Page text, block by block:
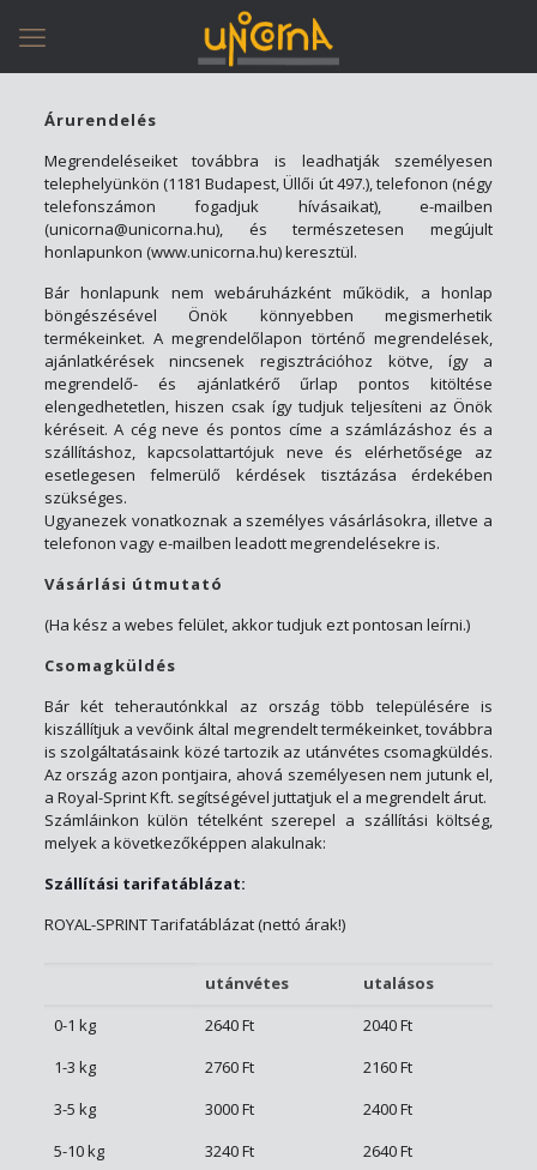
Árurendelés
Megrendeléseiket továbbra is leadhatják személyesen
telephelyünkön (1181 Budapest, Üllői út 497.), telefonon (négy
telefonszámon fogadjuk hívásaikat), e-mailben
(unicorna@unicorna.hu), és természetesen megújult
honlapunkon (www.unicorna.hu) keresztül.
Bár honlapunk nem webáruházként működik, a honlap
böngészésével Önök könnyebben megismerhetik
termékeinket. A megrendelőlapon történő megrendelések,
ajánlatkérések nincsenek regisztrációhoz kötve, így a
megrendelő- és ajánlatkérő űrlap pontos kitöltése
elengedhetetlen, hiszen csak így tudjuk teljesíteni az Önök
kéréseit. A cég neve és pontos címe a számlázáshoz és a
szállításhoz, kapcsolattartójuk neve és elérhetősége az
esetlegesen felmerülő kérdések tisztázása érdekében
szükséges.
Ugyanezek vonatkoznak a személyes vásárlásokra, illetve a
telefonon vagy e-mailben leadott megrendelésekre is.
Vásárlási útmutató
(Ha kész a webes felület, akkor tudjuk ezt pontosan leírni.)
Csomagküldés
Bár két teherautónkkal az ország több településére is
kiszállítjuk a vevőink által megrendelt termékeinket, továbbra
is szolgáltatásaink közé tartozik az utánvétes csomagküldés.
Az ország azon pontjaira, ahová személyesen nem jutunk el,
a Royal-Sprint Kft. segítségével juttatjuk el a megrendelt árut.
Számláinkon külön tételként szerepel a szállítási költség,
melyek a következőképpen alakulnak:
Szállítási tarifatáblázat:
ROYAL-SPRINT Tarifatáblázat (nettó árak!)
utánvétes
utalásos
0-1 kg
2640 Ft
2040 Ft
1-3 kg
2760 Ft
2160 Ft
3-5 kg
3000 Ft
2400 Ft
5-10 kg
3240 Ft
2640 Ft